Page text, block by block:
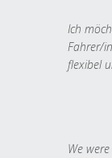
Ich
Fahrer/
flexibel
We